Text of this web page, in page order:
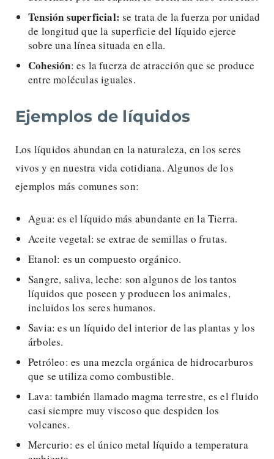
Tensión superficial: se trata de la fuerza por unidad
de longitud que la superficie del líquido ejerce
sobre una línea situada en ella.
Cohesión: es la fuerza de atracción que se produce
entre moléculas iguales.
Ejemplos de líquidos
Los líquidos abundan en la naturaleza, en los seres
vivos y en nuestra vida cotidiana. Algunos de los
ejemplos más comunes son:
Agua: es el líquido más abundante en la Tierra.
Aceite vegetal: se extrae de semillas o frutas.
Etanol: es un compuesto orgánico.
Sangre, saliva, leche: son algunos de los tantos
líquidos que poseen y producen los animales,
incluidos los seres humanos.
Savia: es un líquido del interior de las plantas y los
árboles.
Petróleo: es una mezcla orgánica de hidrocarburos
que se utiliza como combustible.
Lava: también llamado magma terrestre, es el fluido
casi siempre muy viscoso que despiden los
volcanes.
Mercurio: es el único metal líquido a temperatura